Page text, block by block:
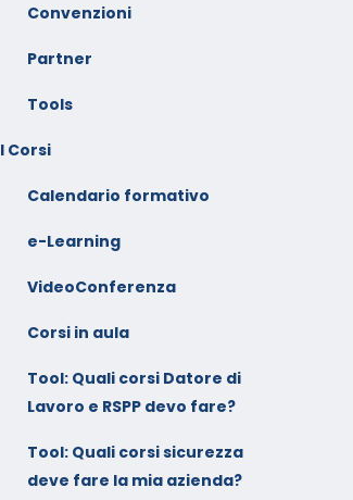
Convenzioni
Partner
Tools
I Corsi
Calendario formativo
e-Learning
VideoConferenza
Corsi in aula
Tool: Quali corsi Datore di
Lavoro e RSPP devo fare?
Tool: Quali corsi sicurezza
deve fare la mia azienda?